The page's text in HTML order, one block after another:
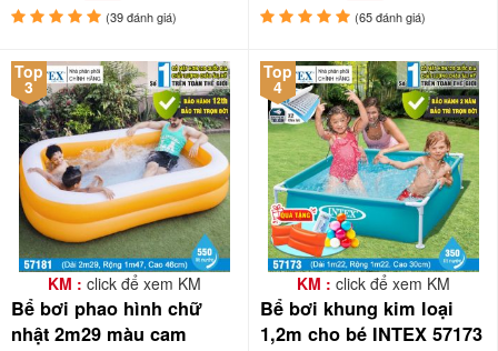
(39 đánh giá) (65 đánh giá)
Top
3
KM : click để xem KM
Bể bơi phao hình chữ
nhật 2m29 màu cam
Top
4
KM : click để xem KM
Bể bơi khung kim loại
1,2m cho bé INTEX 57173